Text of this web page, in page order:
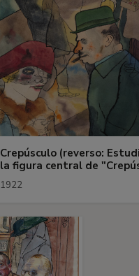
Crepúsculo (reverso:
la figura central de
1922